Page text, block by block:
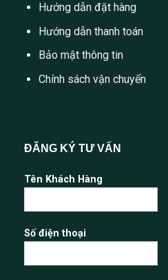
Hướng dẫn đặt hàng
Hướng dẫn thanh toán
Bảo mật thông tin
Chính sách vận chuyển
ĐĂNG KÝ TƯ VẤN
Tên Khách Hàng
Số điện thoại